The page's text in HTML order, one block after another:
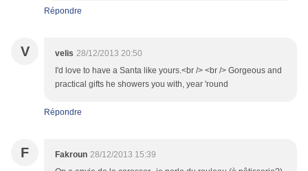
Répondre
V velis 28/12/2013 20:50
I'd love to have a Santa like yours.<br /> <br /> Gorgeous and
practical gifts he showers you with, year 'round
Répondre
F Fakroun 28/12/2013 15:39